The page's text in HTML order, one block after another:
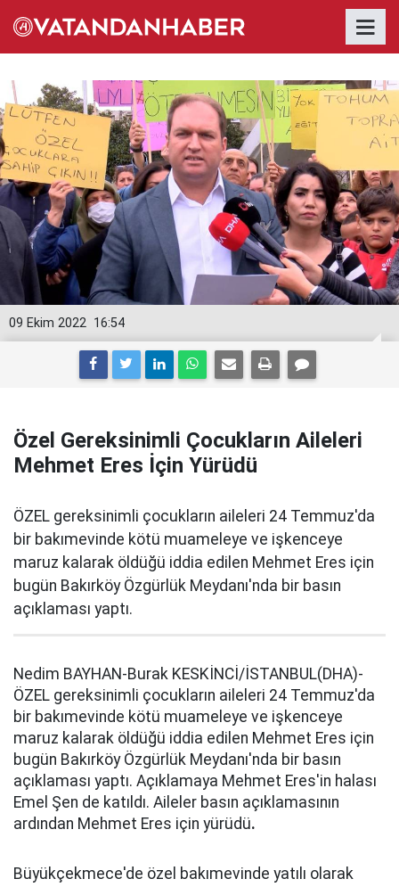
16:54
09 Ekim 2022
Özel Gereksinimli Çocukların Aileleri
Mehmet Eres İçin Yürüdü
ÖZEL gereksinimli çocukların aileleri 24 Temmuz'da
bir bakımevinde kötü muameleye ve işkenceye
maruz kalarak öldüğü iddia edilen Mehmet Eres için
bugün Bakırköy Özgürlük Meydanı'nda bir basın
açıklaması yaptı.
Nedim BAYHAN-Burak KESKİNCİ/İSTANBUL(DHA)-
ÖZEL gereksinimli çocukların aileleri 24 Temmuz'da
bir bakımevinde kötü muameleye ve işkenceye
maruz kalarak öldüğü iddia edilen Mehmet Eres için
bugün Bakırköy Özgürlük Meydanı'nda bir basın
açıklaması yaptı. Açıklamaya Mehmet Eres'in halası
Emel Şen de katıldı. Aileler basın açıklamasının
ardından Mehmet Eres için yürüdü.
Büyükçekmece'de özel bakımevinde yatılı olarak